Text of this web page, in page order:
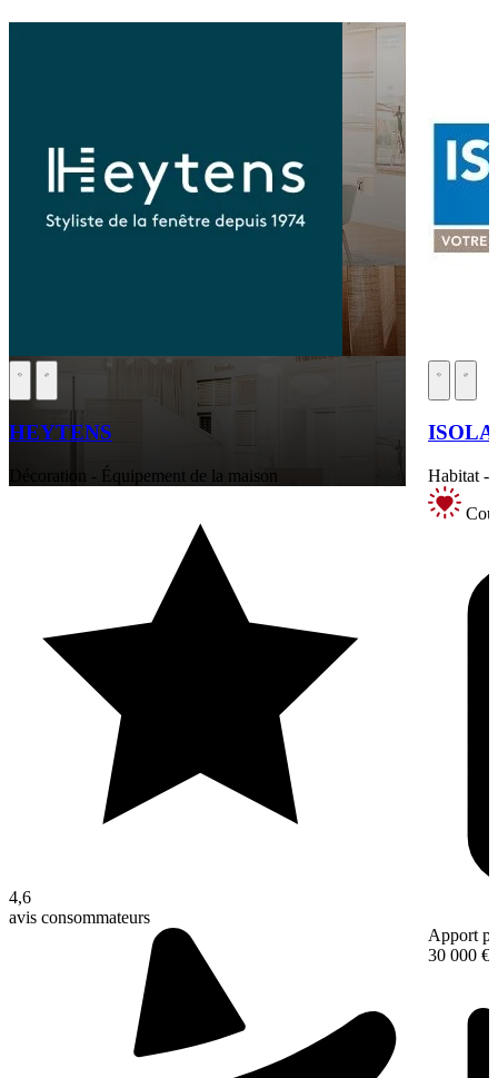
HEYTENS
Décoration - Équipement de la maison
4,6
avis consommateurs
Habitat -
Apport
30 000 €